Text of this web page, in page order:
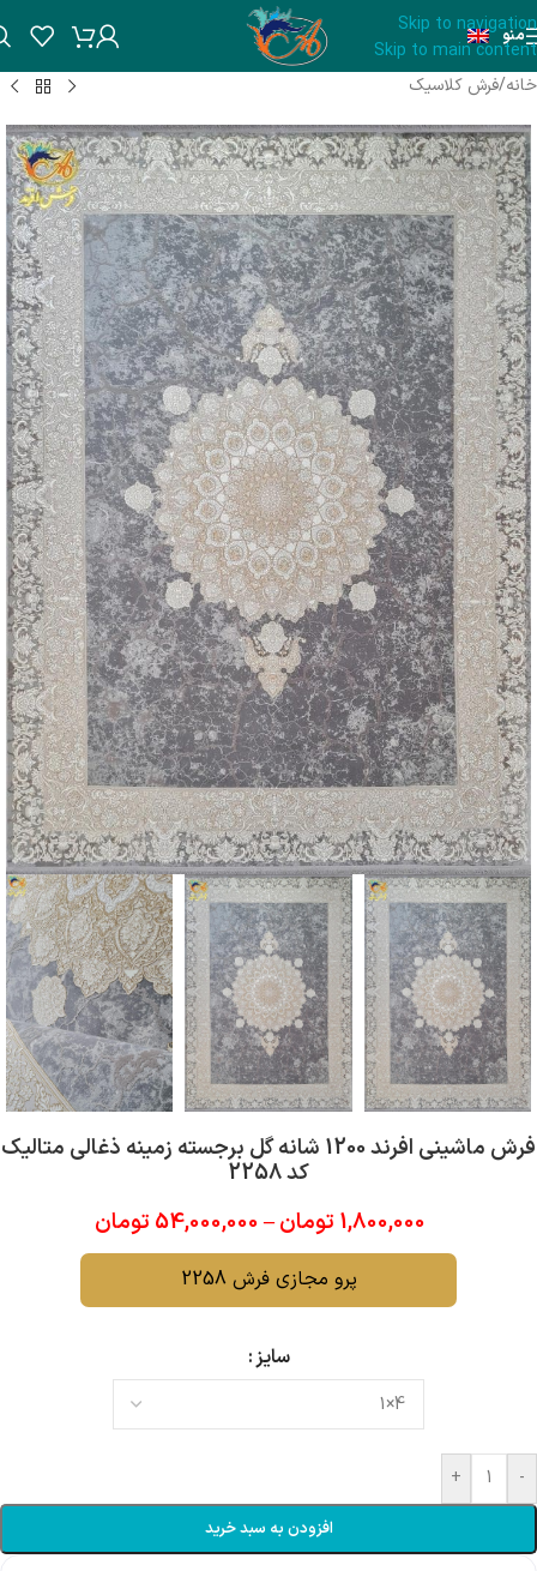
Skip to navigation
Skip to main content
منو
خانه/فرش کلاسیک
فرش ماشینی افرند 1200 شانه گل برجسته زمینه ذغالی متالیک
کد 2258
1,800,000 تومان –
54,000,000 تومان
پرو مجازی فرش 2258
سایز
-
+
افزودن به سبد خرید